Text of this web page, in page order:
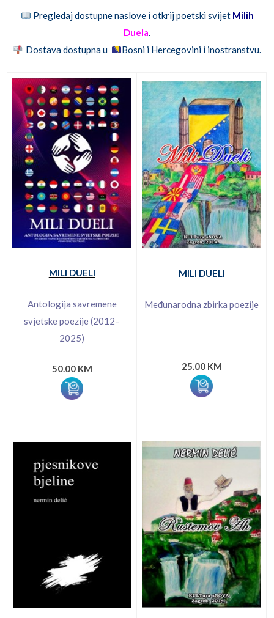
Pregledaj dostupne naslove i otkrij poetski svijet Milih
Duela.
Dostava dostupna u
Bosni i Hercegovini i inostranstvu.
MILI DUELI
Antologija savremene
svjetske poezije (2012–
2025)
50.00 KM
MILI DUELI
Međunarodna zbirka poezije
25.00 KM